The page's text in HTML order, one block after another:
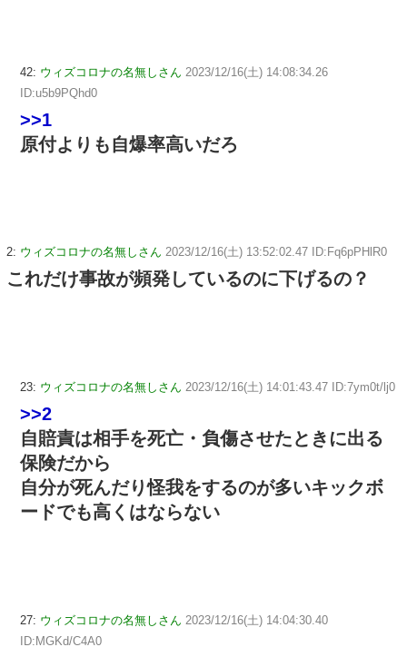
42: ウィズコロナの名無しさん 2023/12/16(土) 14:08:34.26
ID:u5b9PQhd0
>>1
原付よりも自爆率高いだろ
2: ウィズコロナの名無しさん 2023/12/16(土) 13:52:02.47 ID:Fq6pPHlR0
これだけ事故が頻発しているのに下げるの？
23: ウィズコロナの名無しさん 2023/12/16(土) 14:01:43.47 ID:7ym0t/lj0
>>2
自賠責は相手を死亡・負傷させたときに出る
保険だから
自分が死んだり怪我をするのが多いキックボ
ードでも高くはならない
27: ウィズコロナの名無しさん 2023/12/16(土) 14:04:30.40
ID:MGKd/C4A0